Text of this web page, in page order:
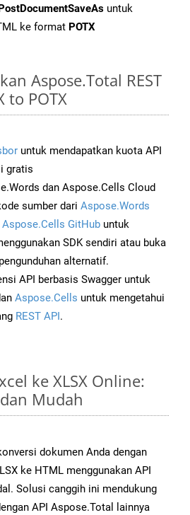
untuk
ke format POTX
Aspose.Total REST
to POTX
untuk mendapatkan kuota API
gratis
dan Aspose.Cells Cloud
sumber dari Aspose.Words
Aspose.Cells GitHub untuk
SDK sendiri atau buka
alternatif.
API berbasis Swagger untuk
Aspose.Cells untuk mengetahui
REST API.
ke XLSX Online:
Mudah
dokumen Anda dengan
ke HTML menggunakan API
Solusi canggih ini mendukung
API Aspose.Total lainnya